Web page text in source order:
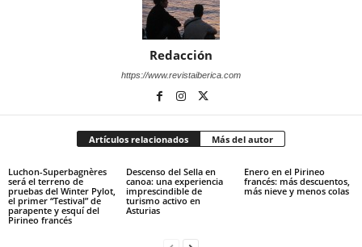
Redacción
https://www.revistaiberica.com
Artículos relacionados Más del autor
Luchon-Superbagnères
será el terreno de
pruebas del Winter Pylot,
el primer “Testival” de
parapente y esquí del
Pirineo francés
Descenso del Sella en
canoa: una experiencia
imprescindible de
turismo activo en
Asturias
Enero en el Pirineo
francés: más descuentos,
más nieve y menos colas